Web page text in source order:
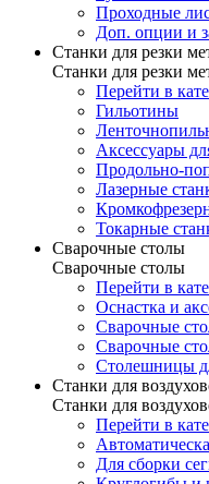
Проходные
Доп. опции и
Станки для резки
Станки для резки
Перейти в
Гильотины
Аксессуары
Продольно-
Лазерные
Токарные
Сварочные столы
Сварочные столы
Перейти в
Оснастка и
Сварочные
Сварочные
Столешницы
Станки для
Станки для
Перейти в
Для сборки